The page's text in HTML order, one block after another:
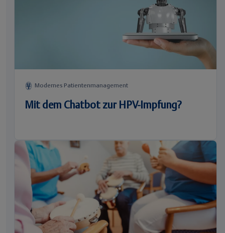
Modernes Patientenmanagement
Mit dem Chatbot zur HPV-Impfung?